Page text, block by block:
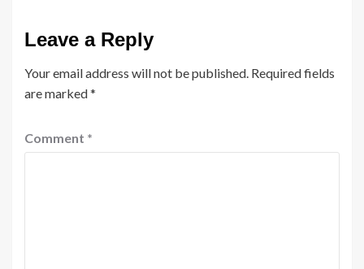
Leave a Reply
Your email address will not be published. Required fields
are marked*
Comment *